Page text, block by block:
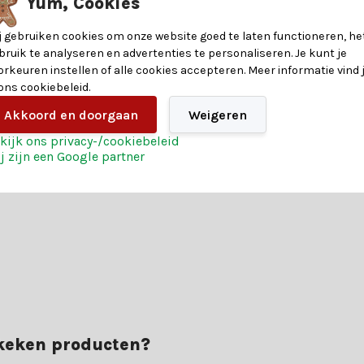
Laat je adviseren door een van onze
voordelen voor een magische kerst:
het zelf en bestel vandaag nog jouw kerst magie.
8720725537798
producten?
gebruiken cookies om onze website goed te laten functioneren,
te analyseren en advertenties te personaliseren. Je kunt je
instellen of alle cookies accepteren. Meer informatie vind
cookiebeleid.
Akkoord en doorgaan
Weigeren
ons privacy-/cookiebeleid
zijn een Google partner